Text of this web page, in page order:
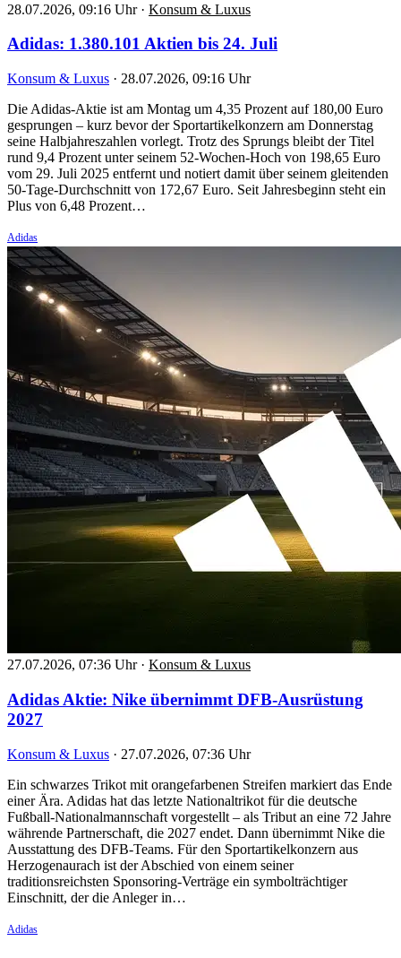
28.07.2026, 09:16 Uhr · Konsum & Luxus
Adidas: 1.380.101 Aktien bis 24. Juli
Konsum & Luxus · 28.07.2026, 09:16 Uhr
Die Adidas-Aktie ist am Montag um 4,35 Prozent auf 180,00 Euro
gesprungen – kurz bevor der Sportartikelkonzern am Donnerstag
seine Halbjahreszahlen vorlegt. Trotz des Sprungs bleibt der Titel
rund 9,4 Prozent unter seinem 52-Wochen-Hoch von 198,65 Euro
vom 29. Juli 2025 entfernt und notiert damit über seinem gleitenden
50-Tage-Durchschnitt von 172,67 Euro. Seit Jahresbeginn steht ein
Plus von 6,48 Prozent…
Adidas
27.07.2026, 07:36 Uhr · Konsum & Luxus
Adidas Aktie: Nike übernimmt DFB-Ausrüstung
2027
Konsum & Luxus · 27.07.2026, 07:36 Uhr
Ein schwarzes Trikot mit orangefarbenen Streifen markiert das Ende
einer Ära. Adidas hat das letzte Nationaltrikot für die deutsche
Fußball-Nationalmannschaft vorgestellt – als Tribut an eine 72 Jahre
währende Partnerschaft, die 2027 endet. Dann übernimmt Nike die
Ausstattung des DFB-Teams. Für den Sportartikelkonzern aus
Herzogenaurach ist der Abschied von einem seiner
traditionsreichsten Sponsoring-Verträge ein symbolträchtiger
Einschnitt, der die Anleger in…
Adidas